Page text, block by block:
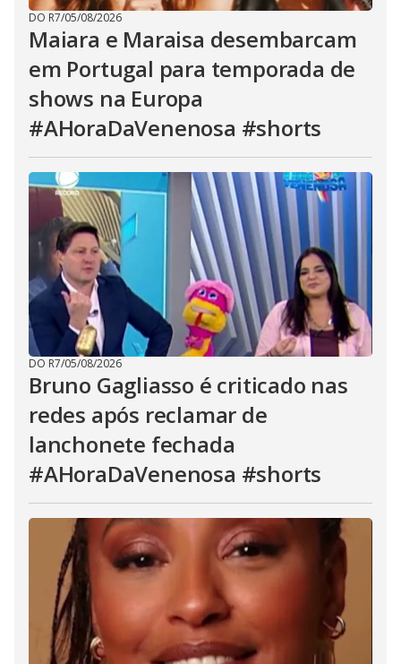
DO R7/05/08/2026
Maiara e Maraisa desembarcam
em Portugal para temporada de
shows na Europa
#AHoraDaVenenosa #shorts
DO R7/05/08/2026
Bruno Gagliasso é criticado nas
redes após reclamar de
lanchonete fechada
#AHoraDaVenenosa #shorts